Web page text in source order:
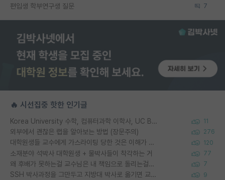
편입생 학부연구생 질문 7
🔥 시선집중 핫한 인기글
Korea University 수학, 컴퓨터과학 이학사, UC Berkeley 산업공학 대학원 공학박사가 되는 것은 쉽지 않겠죠? 11
외부에서 괜찮은 랩을 알아보는 방법 (장문주의) 276
대학원생들 교수에게 가스라이팅 당한 것은 이해가 갑니다. 안타깝네요. 120
소재분야 석박사 대학원생 + 물박사들이 착각하는 거 77
왜 후배가 못하는걸 교수님은 내 책임으로 돌리는걸까요? 7
SSH 박사과정을 그만두고 지방대 박사로 옮기면 교수의 꿈은 끝일까요? 9